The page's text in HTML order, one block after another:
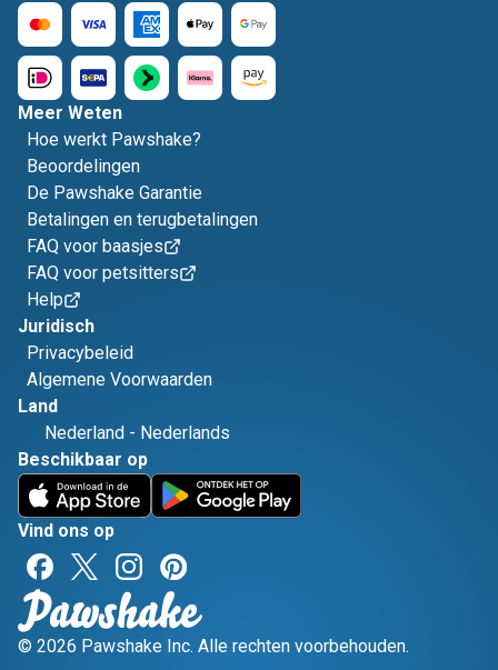
Meer Weten
Hoe werkt Pawshake?
Beoordelingen
De Pawshake Garantie
Betalingen en terugbetalingen
FAQ voor baasjes
FAQ voor petsitters
Help
Juridisch
Privacybeleid
Algemene Voorwaarden
Land
Nederland - Nederlands
Beschikbaar op
Vind ons op
© 2026 Pawshake Inc. Alle rechten voorbehouden.